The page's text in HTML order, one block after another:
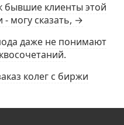
бывшие клиенты этой
могу сказать, →
даже не понимают
колег с биржи